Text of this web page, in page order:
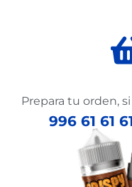
Prepara tu orden,
996 61 61